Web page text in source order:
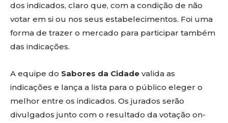
dos indicados, claro que, com a condição de não
votar em si ou nos seus estabelecimentos. Foi uma
forma de trazer o mercado para participar também
das indicações.
A equipe do Sabores da Cidade valida as
indicações e lança a lista para o público eleger o
melhor entre os indicados. Os jurados serão
divulgados junto com o resultado da votação on-